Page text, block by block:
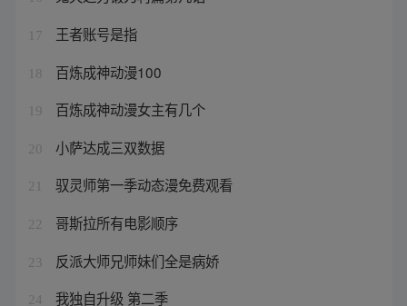
17 王者账号是指
18 百炼成神动漫100
19 百炼成神动漫女主有几个
20 小萨达成三双数据
21 驭灵师第一季动态漫免费观看
22 哥斯拉所有电影顺序
23 反派大师兄师妹们全是病娇
24 我独自升级 第二季